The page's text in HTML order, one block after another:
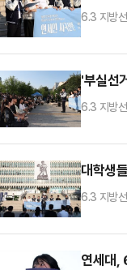
6.3 지방
'부실선
6.3 지방
대학생
6.3 지방
연세대,